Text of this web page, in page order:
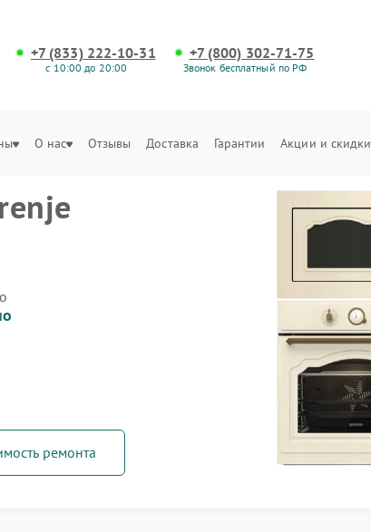
+7 (833) 222-10-31
с 10:00 до 20:00
+7 (800) 302-71-75
Звонок бесплатный по РФ
О нас Отзывы Доставка Гарантии Акции и скидки
ремонта